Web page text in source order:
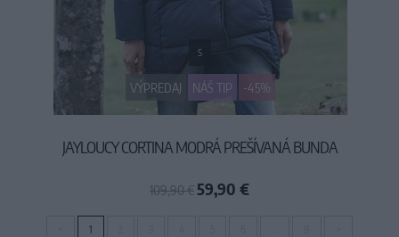
VÝPREDAJ NÁŠ TIP -45%
S
JAYLOUCY CORTINA MODRÁ PREŠÍVANÁ BUNDA
109,90 €59,90 €
1